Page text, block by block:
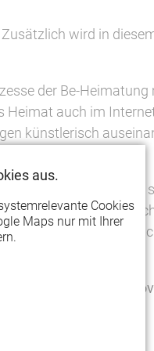
wird in
der Be-
Heimat auch im
künstlerisch
für Kultur und Medien
vergeben, die
und
wieder der
aus.
Cookies
Maps nur mit Ihrer